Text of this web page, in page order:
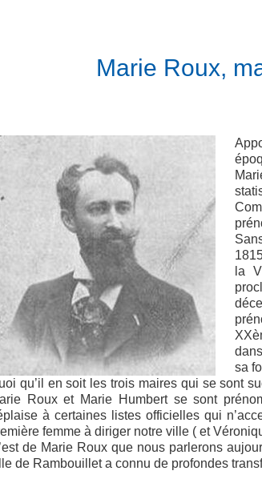
Marie Roux,
la
sa
qu’il en soit les trois maires qui se sont
Roux et Marie Humbert se sont
à certaines listes officielles qui
femme à diriger notre ville ( et
de Marie Roux que nous parlerons
de Rambouillet a connu de profondes